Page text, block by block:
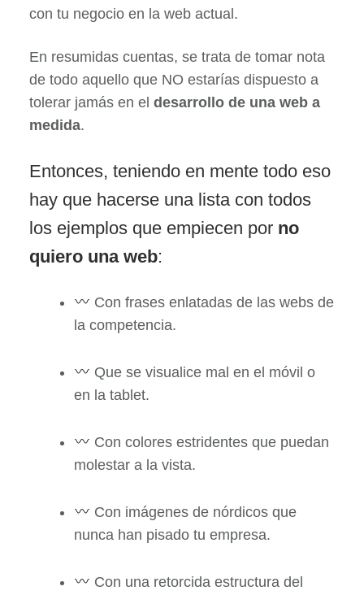
con tu negocio en la web actual.
En resumidas cuentas, se trata de tomar nota
de todo aquello que NO estarías dispuesto a
tolerar jamás en el desarrollo de una web a
medida.
Entonces, teniendo en mente todo eso
hay que hacerse una lista con todos
los ejemplos que empiecen por no
quiero una web:
Con frases enlatadas de las webs de
la competencia.
Que se visualice mal en el móvil o
en la tablet.
Con colores estridentes que puedan
molestar a la vista.
Con imágenes de nórdicos que
nunca han pisado tu empresa.
Con una retorcida estructura del